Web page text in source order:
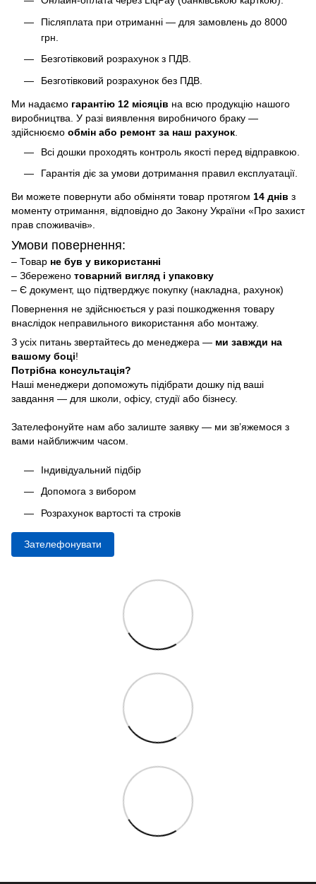
Післяплата при отриманні — для замовлень до 8000
грн.
Безготівковий розрахунок з ПДВ.
Безготівковий розрахунок без ПДВ.
Ми надаємо гарантію 12 місяців на всю продукцію нашого
виробництва. У разі виявлення виробничого браку —
здійснюємо обмін або ремонт за наш рахунок
Всі дошки проходять контроль якості перед відправкою.
Гарантія діє за умови дотримання правил експлуатації.
Ви можете повернути або обміняти товар протягом 14 днів з
моменту отримання, відповідно до Закону України «Про захист
прав споживачів».
Умови повернення:
– Товар не був у використанні
– Збережено товарний вигляд і упаковку
– Є документ, що підтверджує покупку (накладна, рахунок)
Повернення не здійснюється у разі пошкодження товару
внаслідок неправильного використання або монтажу.
З усіх питань звертайтесь до менеджера — ми завжди на
вашому боці!
Потрібна консультація?
Наші менеджери допоможуть підібрати дошку під ваші
завдання — для школи, офісу, студії або бізнесу.
Зателефонуйте нам або залиште заявку — ми зв’яжемося з
вами найближчим часом.
Індивідуальний підбір
Допомога з вибором
Розрахунок вартості та строків
Зателефонувати